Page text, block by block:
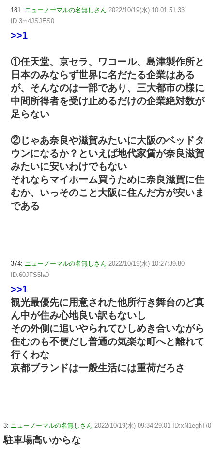
181: ニューノーマルの名無しさん 2022/10/19(水) 10:01:51.33
ID:3m4JSJES0
>>1
①任天堂、京セラ、ワコール、島津製作所と
日本のみならず世界に名だたる企業はある
が、そんなのは一部であり、三大都市の様に
中間所得者を受け止めるだけの企業絶対数が
足らない
②じゃあ奈良や滋賀みたいに大阪のベッドタ
ウンになるか？といえば地代家賃が奈良滋賀
みたいに安いわけでもない
それならマイホーム買うために奈良滋賀に住
むか、いっそのこと大阪に住んだ方が安いま
である
374: ニューノーマルの名無しさん 2022/10/19(水) 10:27:39.80
ID:60JFS5la0
>>1
観光最優先に用意された他所行き舞台のど真
ん中が住み心地良い訳もないし
その外側に追いやられてひしめき合いながら
住むのも不便だし普通の気楽な町へと離れて
行くわな
京都ブランドは一般生活には重荷だろさ
3: ニューノーマルの名無しさん 2022/10/19(水) 09:34:29.01 ID:xN1eghT/0
駐車場高いからな